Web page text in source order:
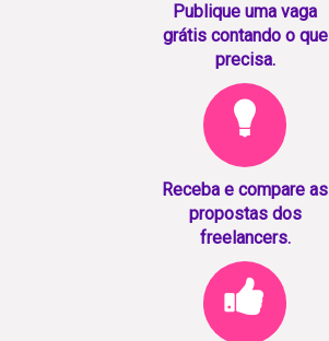
Publique uma vaga
grátis contando o que
precisa.
Receba e compare as
propostas dos
freelancers.